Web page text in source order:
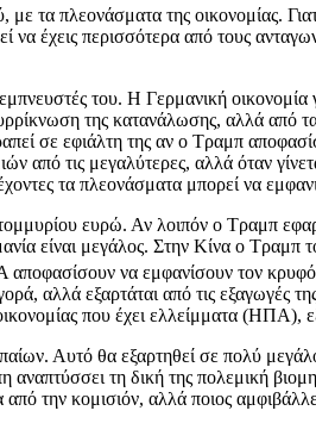
τα πλεονάσματα της οικονομίας.
έχεις περισσότερα από τους
του. Η Γερμανική
της κατανάλωσης, αλλά
σε εφιάλτη της αν ο Τραμπ
από τις μεγαλύτερες, αλλά όταν
τα πλεονάσματα μπορεί να
ευρώ. Αν λοιπόν ο Τραμπ
είναι μεγάλος. Στην Κίνα ο
να εμφανίσουν τον
αλλά εξαρτάται από τις
που έχει ελλείμματα (ΗΠΑ),
Αυτό θα εξαρτηθεί σε πολύ
τη δική της πολεμική
την κομισιόν, αλλά ποιος